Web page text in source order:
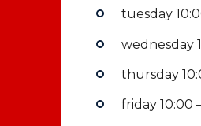
tuesday
wednesday
thursday
friday 10:00